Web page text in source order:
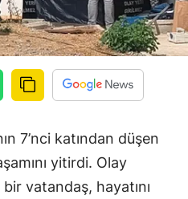
7’nci katından düşen
yitirdi. Olay
vatandaş, hayatını